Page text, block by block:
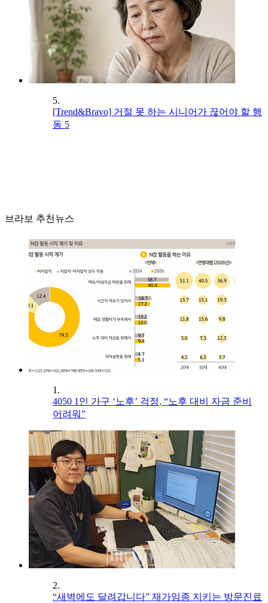
5.
[Trend&Bravo] 거절 못 하는 시니어가 끊어야 할 행
동 5
브라보 추천뉴스
1.
4050 1인 가구 ‘노후’ 걱정, “노후 대비 자금 준비
어려워”
2.
“새벽에도 달려갑니다” 재가임종 지키는 방문진료